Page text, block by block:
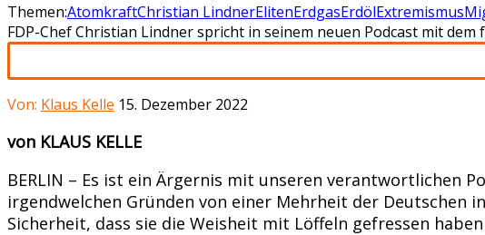
Themen:AtomkraftChristian LindnerElitenErdgasErdölExtremismus
FDP-Chef Christian Lindner spricht in seinem neuen Podcast mit
Von: Klaus Kelle 15. Dezember 2022
von KLAUS KELLE
BERLIN – Es ist ein Ärgernis mit unseren verantwortlichen
irgendwelchen Gründen von einer Mehrheit der Deutschen
Sicherheit, dass sie die Weisheit mit Löffeln gefressen